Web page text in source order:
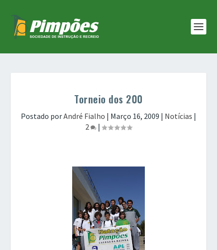
Torneio dos 200
Postado porAndré Fialho | Março 16, 2009 | Notícias |
2
|